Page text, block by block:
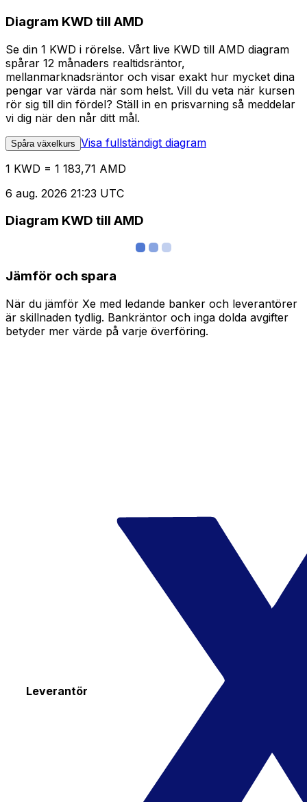
Diagram KWD till AMD
Se din 1 KWD i rörelse. Vårt live KWD till AMD diagram
spårar 12 månaders realtidsräntor,
mellanmarknadsräntor och visar exakt hur mycket dina
pengar var värda när som helst. Vill du veta när kursen
rör sig till din fördel? Ställ in en prisvarning så meddelar
vi dig när den når ditt mål.
Spåra växelkurs Visa fullständigt diagram
1 KWD = 1 183,71 AMD
6 aug. 2026 21:23 UTC
Diagram KWD till AMD
Jämför och spara
När du jämför Xe med ledande banker och leverantörer
är skillnaden tydlig. Bankräntor och inga dolda avgifter
betyder mer värde på varje överföring.
Leverantör